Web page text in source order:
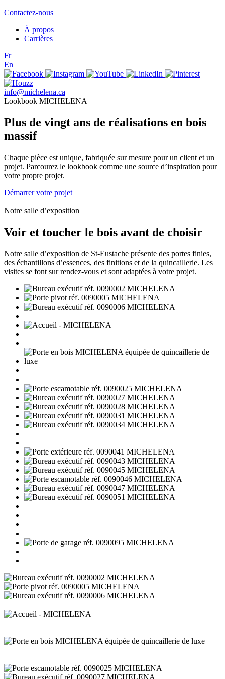
Contactez-nous
À propos
Carrières
Fr
En
info@michelena.ca
Lookbook MICHELENA
Plus de vingt ans de réalisations en bois
massif
Chaque pièce est unique, fabriquée sur mesure pour un client et un
projet. Parcourez le lookbook comme une source d’inspiration pour
votre propre projet.
Démarrer votre projet
Notre salle d’exposition
Voir et toucher le bois avant de choisir
Notre salle d’exposition de St-Eustache présente des portes finies,
des échantillons d’essences, des finitions et de la quincaillerie. Les
visites se font sur rendez-vous et sont adaptées à votre projet.